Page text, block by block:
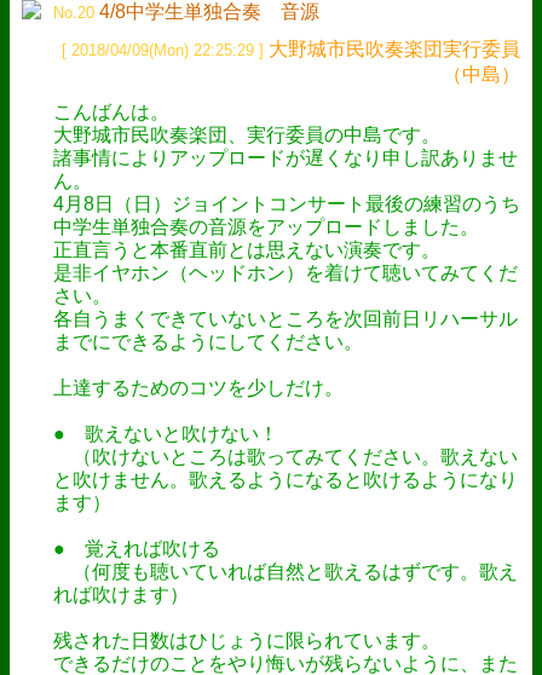
No.20 4/8中学生単独合奏 音源
[ 2018/04/09(Mon) 22:25:29 ] 大野城市民吹奏楽団実行委員
（中島）
こんばんは。
大野城市民吹奏楽団、実行委員の中島です。
諸事情によりアップロードが遅くなり申し訳ありませ
ん。
4月8日（日）ジョイントコンサート最後の練習のうち
中学生単独合奏の音源をアップロードしました。
正直言うと本番直前とは思えない演奏です。
是非イヤホン（ヘッドホン）を着けて聴いてみてくだ
さい。
各自うまくできていないところを次回前日リハーサル
までにできるようにしてください。
上達するためのコツを少しだけ。
● 歌えないと吹けない！
（吹けないところは歌ってみてください。歌えない
と吹けません。歌えるようになると吹けるようになり
ます）
● 覚えれば吹ける
（何度も聴いていれば自然と歌えるはずです。歌え
れば吹けます）
残された日数はひじょうに限られています。
できるだけのことをやり悔いが残らないように、また